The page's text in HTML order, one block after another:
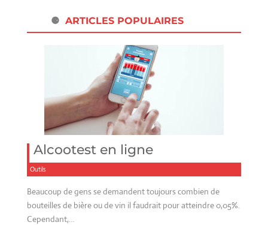
ARTICLES POPULAIRES
Alcootest en ligne
Outils
Beaucoup de gens se demandent toujours combien de
bouteilles de bière ou de vin il faudrait pour atteindre 0,05%.
Cependant,…